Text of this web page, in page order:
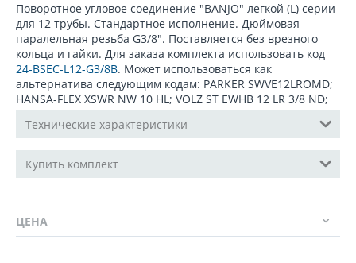
Поворотное угловое соединение "BANJO" легкой (L) серии
для 12 трубы. Стандартное исполнение. Дюймовая
паралельная резьба G3/8". Поставляется без врезного
кольца и гайки. Для заказа комплекта использовать код
24-BSEC-L12-G3/8B. Может использоваться как
альтернатива следующим кодам: PARKER SWVE12LROMD;
HANSA-FLEX XSWR NW 10 HL; VOLZ ST EWHB 12 LR 3/8 ND;
Технические характеристики
Купить комплект
ЦЕНА